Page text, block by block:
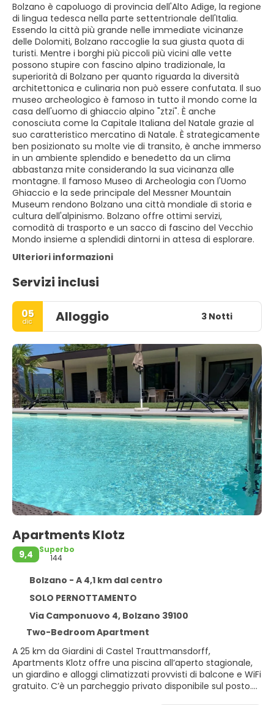
Bolzano è capoluogo di provincia dell'Alto Adige, la regione
di lingua tedesca nella parte settentrionale dell'Italia.
Essendo la città più grande nelle immediate vicinanze
delle Dolomiti, Bolzano raccoglie la sua giusta quota di
turisti. Mentre i borghi più piccoli più vicini alle vette
possono stupire con fascino alpino tradizionale, la
superiorità di Bolzano per quanto riguarda la diversità
architettonica e culinaria non può essere confutata. Il suo
museo archeologico è famoso in tutto il mondo come la
casa dell'uomo di ghiaccio alpino "ztzi". È anche
conosciuta come la Capitale Italiana del Natale grazie al
suo caratteristico mercatino di Natale. È strategicamente
ben posizionato su molte vie di transito, è anche immerso
in un ambiente splendido e benedetto da un clima
abbastanza mite considerando la sua vicinanza alle
montagne. Il famoso Museo di Archeologia con l'Uomo
Ghiaccio e la sede principale del Messner Mountain
Museum rendono Bolzano una città mondiale di storia e
cultura dell'alpinismo. Bolzano offre ottimi servizi,
comodità di trasporto e un sacco di fascino del Vecchio
Mondo insieme a splendidi dintorni in attesa di esplorare.
Ulteriori informazioni
Servizi inclusi
05
dic Alloggio 3 Notti
Apartments Klotz
9,4
Superbo
144
Bolzano - A 4,1 km dal centro
SOLO PERNOTTAMENTO
Via Camponuovo 4, Bolzano 39100
Two-Bedroom Apartment
A 25 km da Giardini di Castel Trauttmansdorff,
Apartments Klotz offre una piscina all’aperto stagionale,
un giardino e alloggi climatizzati provvisti di balcone e WiFi
gratuito. C’è un parcheggio privato disponibile sul posto.